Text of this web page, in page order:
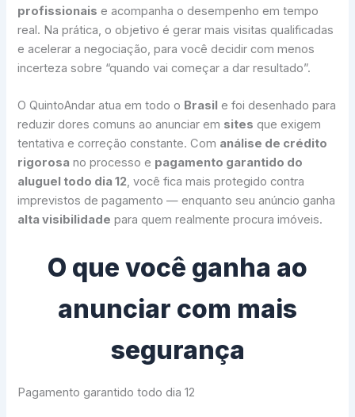
profissionais e acompanha o desempenho em tempo
real. Na prática, o objetivo é gerar mais visitas qualificadas
e acelerar a negociação, para você decidir com menos
incerteza sobre “quando vai começar a dar resultado”.
O QuintoAndar atua em todo o Brasil e foi desenhado para
reduzir dores comuns ao anunciar em sites que exigem
tentativa e correção constante. Com análise de crédito
rigorosa no processo e pagamento garantido do
aluguel todo dia 12, você fica mais protegido contra
imprevistos de pagamento — enquanto seu anúncio ganha
alta visibilidade para quem realmente procura imóveis.
O que você ganha ao
anunciar com mais
segurança
Pagamento garantido todo dia 12